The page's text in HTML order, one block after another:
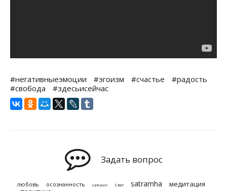
#негативныеэмоции #эгоизм #счастье
#радость
#свобода
#здесьисейчас
Задать вопрос
любовь осознанность сатсанг Свет satramha медитация